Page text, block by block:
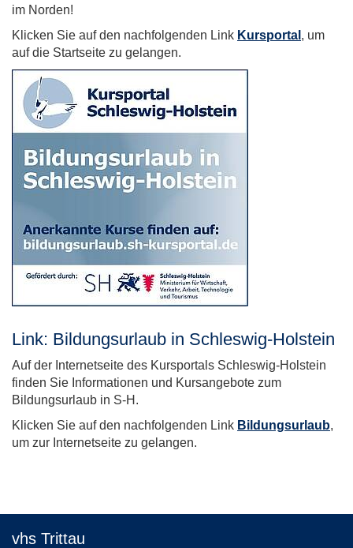
im Norden!
Klicken Sie auf den nachfolgenden Link Kursportal , um
auf die Startseite zu gelangen.
Link: Bildungsurlaub in Schleswig-Holstein
Auf der Internetseite des Kursportals Schleswig-Holstein
finden Sie Informationen und Kursangebote zum
Bildungsurlaub in S-H.
Klicken Sie auf den nachfolgenden Link Bildungsurlaub,
um zur Internetseite zu gelangen.
vhs Trittau